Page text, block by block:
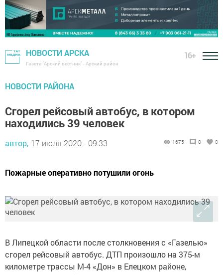
НОВОСТИ АРСКА
Газета "Арский вестник" - Арский район
16+
НОВОСТИ РАЙОНА
Сгорел рейсовый автобус, в котором
находились 39 человек
автор, 17 июля 2020 - 09:33 1675 0 0
Пожарные оперативно потушили огонь
В Липецкой области после столкновения с «Газелью»
сгорел рейсовый автобус. ДТП произошло на 375-м
километре трассы М-4 «Дон» в Елецком районе,